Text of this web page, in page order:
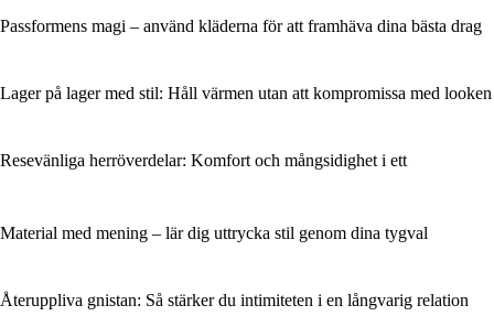
Passformens magi – använd kläderna för att framhäva dina bästa drag
Lager på lager med stil: Håll värmen utan att kompromissa med looken
Resevänliga herröverdelar: Komfort och mångsidighet i ett
Material med mening – lär dig uttrycka stil genom dina tygval
Återuppliva gnistan: Så stärker du intimiteten i en långvarig relation